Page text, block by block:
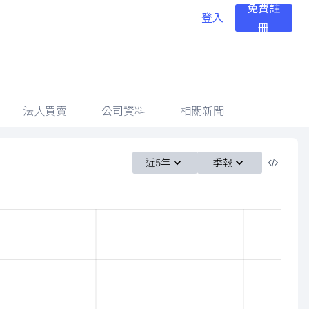
登入
免費註
冊
法人買賣 公司資料 相關新聞
近5年 季報